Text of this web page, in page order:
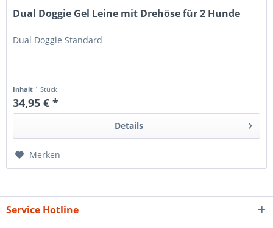
Dual Doggie Gel Leine mit Drehöse für 2 Hunde
Dual Doggie Standard
Inhalt 1 Stück
34,95 € *
Details
Merken
Service Hotline